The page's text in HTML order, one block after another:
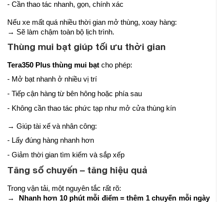
- Cần thao tác nhanh, gọn, chính xác
Nếu xe mất quá nhiều thời gian mở thùng, xoay hàng:
→ Sẽ làm chậm toàn bộ lịch trình.
Thùng mui bạt giúp tối ưu thời gian
Tera350 Plus thùng mui bạt cho phép:
- Mở bạt nhanh ở nhiều vị trí
- Tiếp cận hàng từ bên hông hoặc phía sau
- Không cần thao tác phức tạp như mở cửa thùng kín
→ Giúp tài xế và nhân công:
- Lấy đúng hàng nhanh hơn
- Giảm thời gian tìm kiếm và sắp xếp
Tăng số chuyến – tăng hiệu quả
Trong vận tải, một nguyên tắc rất rõ:
→
Nhanh hơn 10 phút mỗi điểm = thêm 1 chuyến mỗi ngày